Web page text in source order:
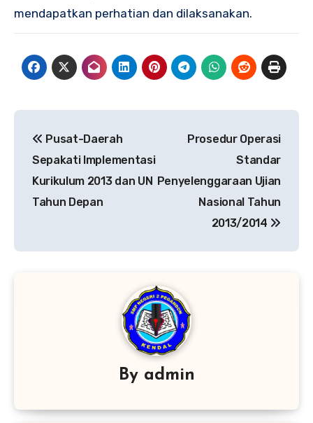
mendapatkan perhatian dan dilaksanakan.
pos
Pusat-Daerah
Sepakati Implementasi
Kurikulum 2013 dan UN
Tahun Depan
Prosedur Operasi
Standar
Penyelenggaraan Ujian
Nasional Tahun
2013/2014
By admin